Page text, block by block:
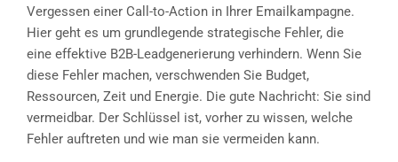
Vergessen einer Call-to-Action in Ihrer Emailkampagne.
Hier geht es um grundlegende strategische Fehler, die
eine effektive B2B-Leadgenerierung verhindern. Wenn Sie
diese Fehler machen, verschwenden Sie Budget,
Ressourcen, Zeit und Energie. Die gute Nachricht: Sie sind
vermeidbar. Der Schlüssel ist, vorher zu wissen, welche
Fehler auftreten und wie man sie vermeiden kann.